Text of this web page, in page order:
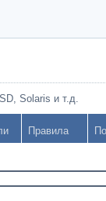
Solaris и т.д.
Правила